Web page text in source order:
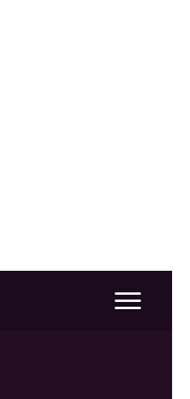
Toggle